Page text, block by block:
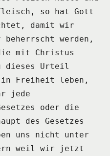
so hat Gott
damit wir
werden,
mit Christus
dieses Urteil
in Freiheit leben,
jede
oder die
des Gesetzes
uns nicht unter
weil wir jetzt